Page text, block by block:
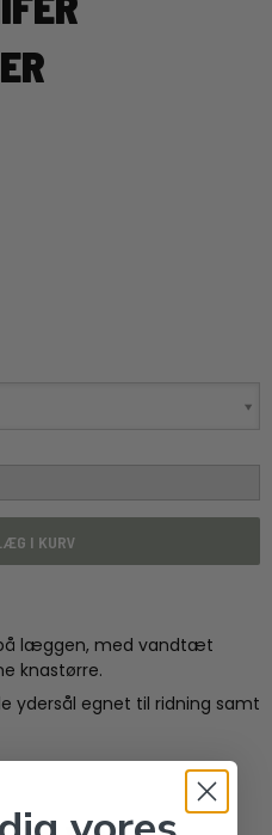
I KURV
læggen, med vandtæt
knastørre.
ydersål egnet til ridning samt